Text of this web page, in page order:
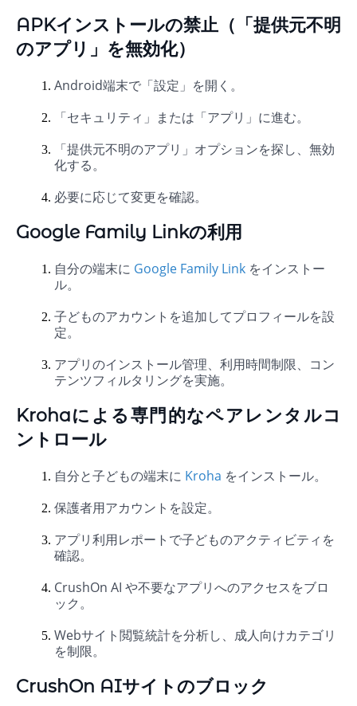
APKインストールの禁止（「提供元不明
のアプリ」を無効化）
Android端末で「設定」を開く。
「セキュリティ」または「アプリ」に進む。
「提供元不明のアプリ」オプションを探し、無効
化する。
必要に応じて変更を確認。
Google Family Linkの利用
自分の端末に Google Family Link をインストー
ル。
子どものアカウントを追加してプロフィールを設
定。
アプリのインストール管理、利用時間制限、コン
テンツフィルタリングを実施。
Krohaによる専門的なペアレンタルコ
ントロール
自分と子どもの端末に Kroha をインストール。
保護者用アカウントを設定。
アプリ利用レポートで子どものアクティビティを
確認。
CrushOn AI や不要なアプリへのアクセスをブロ
ック。
Webサイト閲覧統計を分析し、成人向けカテゴリ
を制限。
CrushOn AIサイトのブロック